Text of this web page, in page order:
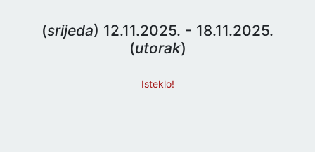
(srijeda) 12.11.2025. - 18.11.2025.
(utorak)
Isteklo!